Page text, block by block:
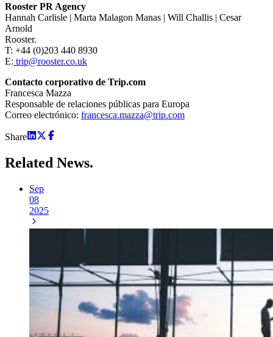
Rooster PR Agency
Hannah Carlisle | Marta Malagon Manas | Will Challis | Cesar
Arnold
Rooster.
T: +44 (0)203 440 8930
E: trip@rooster.co.uk
Contacto corporativo de Trip.com
Francesca Mazza
Responsable de relaciones públicas para Europa
Correo electrónico: francesca.mazza@trip.com
Share
Related News.
Sep
08
2025